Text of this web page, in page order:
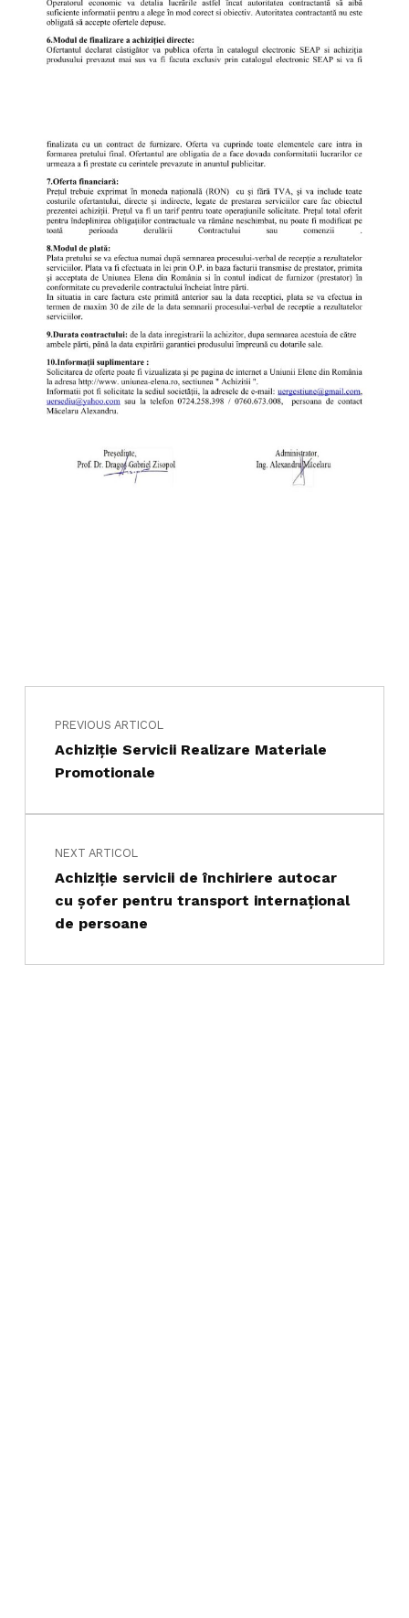
Skip back to main navigation
Navigare în articole
PREVIOUS ARTICOL
Achiziţie Servicii Realizare Materiale
Promotionale
NEXT ARTICOL
Achiziţie servicii de închiriere autocar
cu șofer pentru transport internațional
de persoane